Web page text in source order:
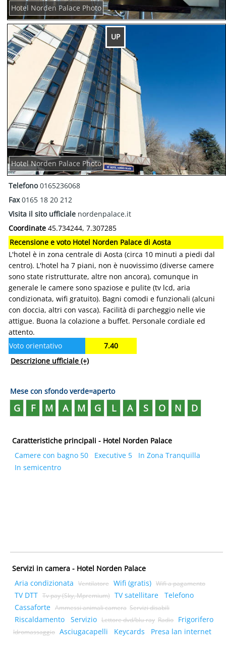
UP
Hotel Norden Palace Photo
Hotel Norden Palace Photo
Telefono0165236068
Fax0165 18 20 212
Visita il sito ufficiale nordenpalace.it
Coordinate 45.734244, 7.307285
Recensione e voto Hotel Norden Palace di Aosta
L'hotel è in zona centrale di Aosta (circa 10 minuti a piedi dal
centro). L'hotel ha 7 piani, non è nuovissimo (diverse camere
sono state ristrutturate, altre non ancora), comunque in
generale le camere sono spaziose e pulite (tv lcd, aria
condizionata, wifi gratuito). Bagni comodi e funzionali (alcuni
con doccia, altri con vasca). Facilità di parcheggio nelle vie
attigue. Buona la colazione a buffet. Personale cordiale ed
attento.
Voto orientativo
7.40
Descrizione ufficiale (+)
Mese con sfondo verde=aperto
G F M A M G L A S O N D
Caratteristiche principali - Hotel Norden Palace
Camere con bagno 50
Executive 5
In Zona Tranquilla
In semicentro
Servizi in camera - Hotel Norden Palace
Aria condizionata
Ventilatore Wifi (gratis) Wifi a pagamento
TV DTT Tv pay (Sky, Mpremium) TV satellitare
Telefono
Cassaforte Ammessi animali camera Servizi disabili
Riscaldamento Servizio Lettore dvd/blu-ray Radio Frigorifero
Idromassaggio Asciugacapelli Keycards Presa lan internet